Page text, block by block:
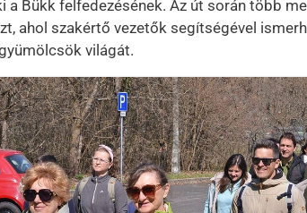
a Bükk felfedezésének. Az út során több
ahol szakértő vezetők segítségével
világát.